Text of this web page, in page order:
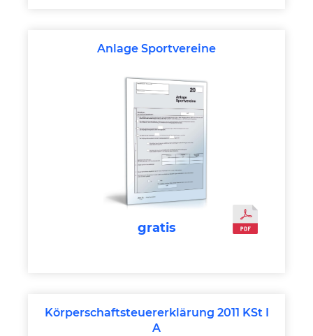
Anlage Sportvereine
gratis
Körperschaftsteuererklärung 2011 KSt I
A